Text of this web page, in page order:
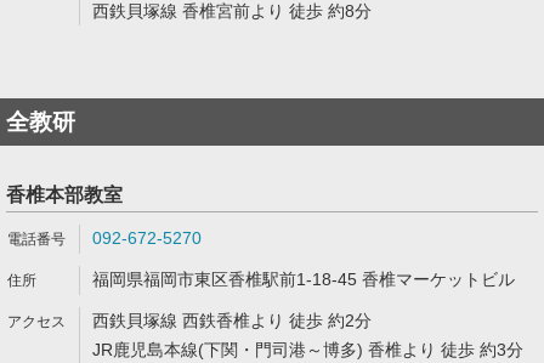
西鉄貝塚線 香椎宮前より 徒歩 約8分
全教研
香椎本部教室
092-672-5270
福岡県福岡市東区香椎駅前1-18-45 香椎マーケットビル
西鉄貝塚線 西鉄香椎より 徒歩 約2分
JR鹿児島本線(下関・門司港～博多) 香椎より 徒歩 約3分